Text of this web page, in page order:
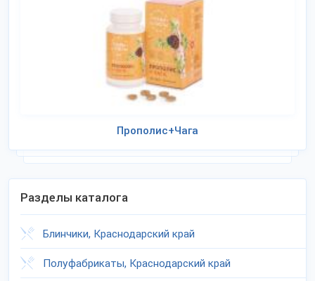
Прополис+Чага
Разделы каталога
Блинчики, Краснодарский край
Полуфабрикаты, Краснодарский край